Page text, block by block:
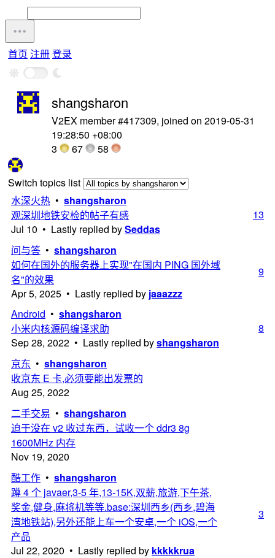
首页 注册登录
shangsharon
V2EX member #417309, joined on 2019-05-31
19:28:50 +08:00
3
67 58
Switch topics list
水深火热 • shangsharon
观深圳地铁安检的帖子有感
Jul 10 • Lastly replied bySeddas
13
问与答 • shangsharon
如何在国外的服务器上实现"在国内 PING 国外域
名"的效果
Apr 5, 2025 • Lastly replied by jaaazzz
9
Android • shangsharon
小米内核源码编译求助
Sep 28, 2022 • Lastly replied byshangsharon
8
京东 • shangsharon
收京东 E 卡,必须要能出发票的
Aug 25, 2022
二手交易 • shangsharon
迫于没在 v2 收过东西，试收一个 ddr3 8g
1600MHz 内存
Nov 19, 2020
酷工作 • shangsharon
蹲 4 个 javaer,3-5 年,13-15K,双薪,旅游,下午茶,
奖金,健身,麻将机等等.base:深圳西乡(西乡,碧海
湾地铁站),另外还能上车一个安卓,一个 iOS,一个
产品
Jul 22, 2020 • Lastly replied by kkkkkrua
3